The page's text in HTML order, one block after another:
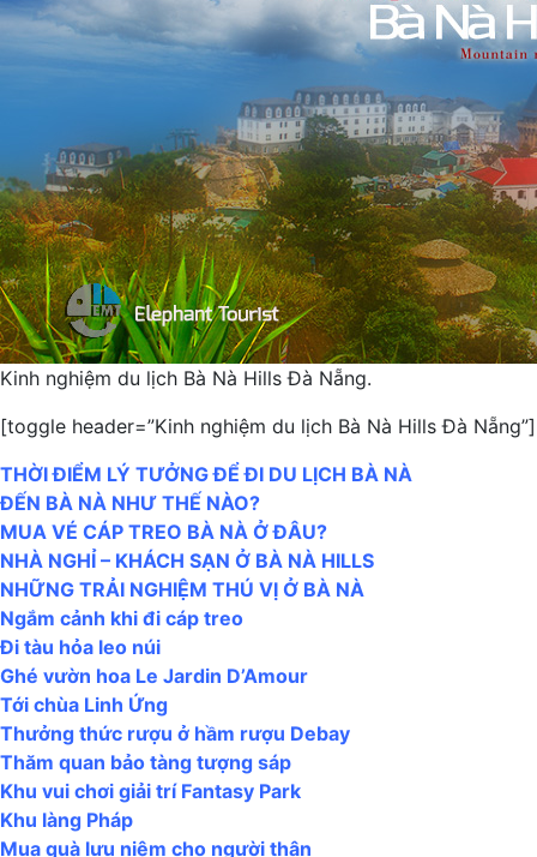
Kinh nghiệm du lịch Bà Nà Hills Đà Nẵng.
[toggle header=”Kinh nghiệm du lịch Bà Nà Hills Đà Nẵng”]
THỜI ĐIỂM LÝ TƯỞNG ĐỂ ĐI DU LỊCH BÀ NÀ
ĐẾN BÀ NÀ NHƯ THẾ NÀO?
MUA VÉ CÁP TREO BÀ NÀ Ở ĐÂU?
NHÀ NGHỈ – KHÁCH SẠN Ở BÀ NÀ HILLS
NHỮNG TRẢI NGHIỆM THÚ VỊ Ở BÀ NÀ
Ngắm cảnh khi đi cáp treo
Đi tàu hỏa leo núi
Ghé vườn hoa Le Jardin D’Amour
Tới chùa Linh Ứng
Thưởng thức rượu ở hầm rượu Debay
Thăm quan bảo tàng tượng sáp
Khu vui chơi giải trí Fantasy Park
Khu làng Pháp
Mua quà lưu niệm cho người thân